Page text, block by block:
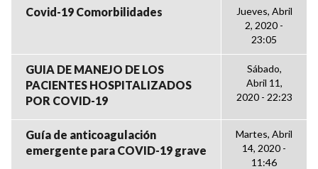
Covid-19 Comorbilidades
Jueves, Abril
2, 2020 -
23:05
GUIA DE MANEJO DE LOS
PACIENTES HOSPITALIZADOS
POR COVID-19
Sábado,
Abril 11,
2020 - 22:23
Guía de anticoagulación
emergente para COVID-19 grave
Martes, Abril
14, 2020 -
11:46